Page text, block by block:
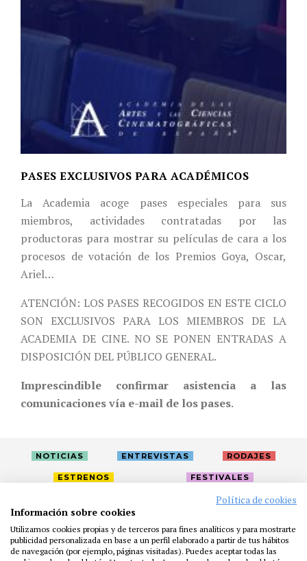
PASES EXCLUSIVOS PARA ACADÉMICOS
La Academia acoge pases especiales para sus
miembros, actividades contratadas por las
productoras para mostrar su películas de cara a los
procesos de votación de los Premios Goya, Oscar,
Ariel…
ATENCIÓN: LOS PASES RECOGIDOS EN ESTE CICLO
SON EXCLUSIVOS PARA LOS MIEMBROS DE LA
ACADEMIA DE CINE. NO SE PONEN ENTRADAS A
DISPOSICIÓN DEL PÚBLICO GENERAL.
Imprescindible confirmar asistencia a las
comunicaciones vía e-mail de los pases.
NOTICIAS ENTREVISTAS RODAJES
ESTRENOS FESTIVALES
PRENSA
FUNDACIÓN RESIDENCIAS
AYUDAS
Política de cookies
Información sobre cookies
Utilizamos cookies propias y de terceros para fines analíticos y para mostrarte
publicidad personalizada en base a un perfil elaborado a partir de tus hábitos
de navegación (por ejemplo, páginas visitadas). Puedes aceptar todas las